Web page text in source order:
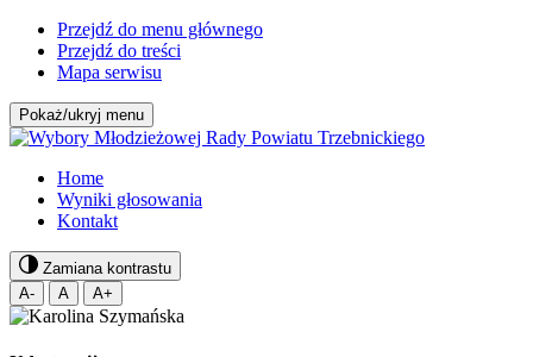
Przejdź do menu głównego
Przejdź do treści
Mapa serwisu
Pokaż/ukryj menu
Home
Wyniki głosowania
Kontakt
Zamiana kontrastu
A-
A A+